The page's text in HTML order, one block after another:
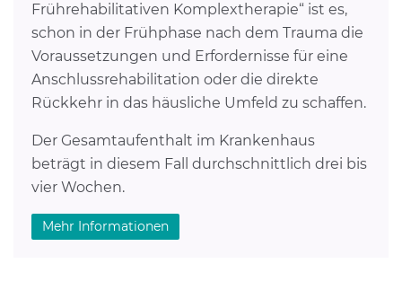
Frührehabilitativen Komplextherapie“ ist es,
schon in der Frühphase nach dem Trauma die
Voraussetzungen und Erfordernisse für eine
Anschlussrehabilitation oder die direkte
Rückkehr in das häusliche Umfeld zu schaffen.
Der Gesamtaufenthalt im Krankenhaus
beträgt in diesem Fall durchschnittlich drei bis
vier Wochen.
Mehr Informationen